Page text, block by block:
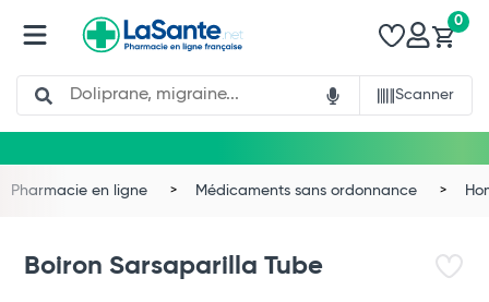
Search
Scanner
0
Pharmacie en ligne Médicaments sans ordonnance
Boiron Sarsaparilla Tube